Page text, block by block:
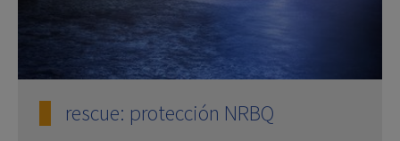
rescue: protección NRBQ